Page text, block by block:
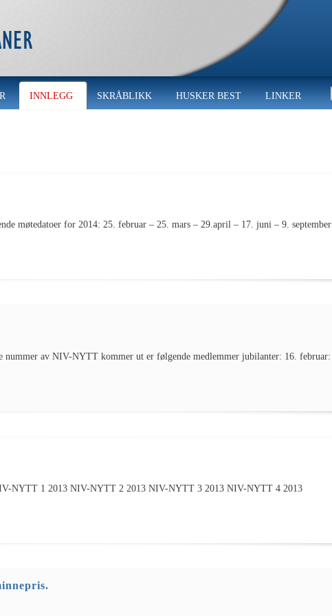
INNLEGG SKRÅBLIKK HUSKER BEST LINKER
møtedatoer for 2014: 25. februar – 25. mars – 29.april – 17. juni – 9. september
av NIV-NYTT kommer ut er følgende medlemmer jubilanter: 16. februar:
NYTT 1 2013 NIV-NYTT 2 2013 NIV-NYTT 3 2013 NIV-NYTT 4 2013